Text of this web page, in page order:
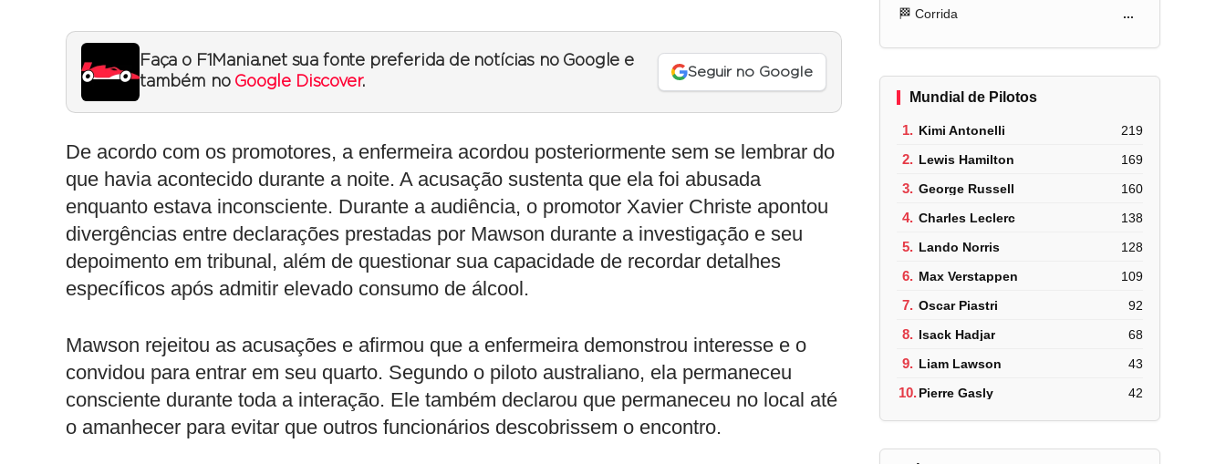
Faça o F1Mania.net sua fonte preferida de notícias no Google e
também no Google Discover.
Seguir no Google
De acordo com os promotores, a enfermeira acordou posteriormente sem se lembrar do
que havia acontecido durante a noite. A acusação sustenta que ela foi abusada
enquanto estava inconsciente. Durante a audiência, o promotor Xavier Christe apontou
divergências entre declarações prestadas por Mawson durante a investigação e seu
depoimento em tribunal, além de questionar sua capacidade de recordar detalhes
específicos após admitir elevado consumo de álcool.
Mawson rejeitou as acusações e afirmou que a enfermeira demonstrou interesse e o
convidou para entrar em seu quarto. Segundo o piloto australiano, ela permaneceu
consciente durante toda a interação. Ele também declarou que permaneceu no local até
o amanhecer para evitar que outros funcionários descobrissem o encontro.
🏁 Corrida ...
Mundial de Pilotos
1. Kimi Antonelli 219
2. Lewis Hamilton 169
3. George Russell 160
4. Charles Leclerc 138
5. Lando Norris 128
6. Max Verstappen 109
7. Oscar Piastri 92
8. Isack Hadjar 68
9. Liam Lawson 43
10.Pierre Gasly 42